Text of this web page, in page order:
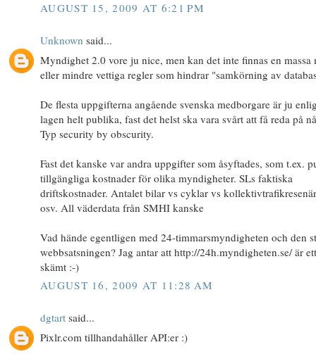
AUGUST 15, 2009 AT 6:21 PM
Unknown said...
Myndighet 2.0 vore ju nice, men kan det inte finnas en massa
eller mindre vettiga regler som hindrar "samkörning av
De flesta uppgifterna angående svenska medborgare är ju
lagen helt publika, fast det helst ska vara svårt att få reda på
Typ security by obscurity.
Fast det kanske var andra uppgifter som åsyftades, som t.ex.
tillgängliga kostnader för olika myndigheter. SLs faktiska
driftskostnader. Antalet bilar vs cyklar vs
osv. All väderdata från SMHI kanske
Vad hände egentligen med 24-timmarsmyndigheten och den
webbsatsningen? Jag antar att http://24h.myndigheten.se/ är ett
skämt :-)
AUGUST 16, 2009 AT 11:28 AM
dgtart said...
Pixlr.com tillhandahåller API:er :)